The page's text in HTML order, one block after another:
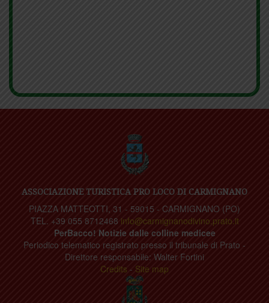
ASSOCIAZIONE TURISTICA PRO LOCO DI CARMIGNANO
PIAZZA MATTEOTTI, 31 - 59015 - CARMIGNANO (PO)
TEL. +39 055 8712468 info@carmignanodivino.prato.it
PerBacco! Notizie dalle colline medicee
Periodico telematico registrato presso il tribunale di Prato -
Direttore responsabile: Walter Fortini
Credits - Site map